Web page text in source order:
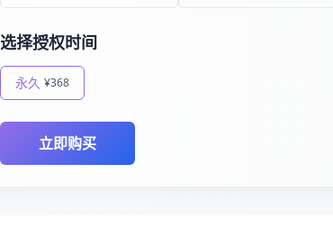
选择授权时间
永久 ¥368
立即购买